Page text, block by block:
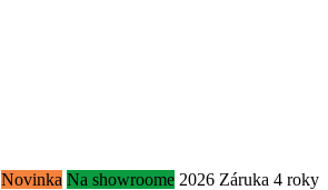
Novinka Na showroome 2026 Záruka 4 roky